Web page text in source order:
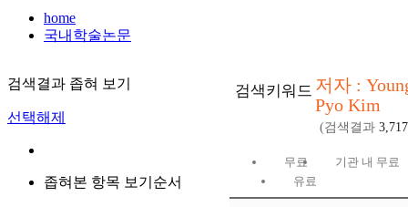
home
국내학술논문
검색결과 좁혀 보기
선택해제
좁혀본 항목 보기순서
검색키워드 저자 :
Pyo Kim
(검색결과 3,717
무료
기관 내 무료
유료